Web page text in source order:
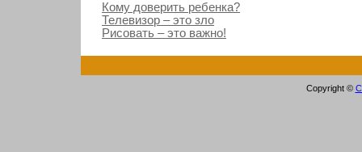
Кому доверить ребенка?
Телевизор – это зло
Рисовать – это важно!
Copyright ©